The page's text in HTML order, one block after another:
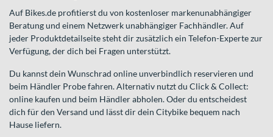
Auf Bikes.de profitierst du von kostenloser markenunabhängiger
Beratung und einem Netzwerk unabhängiger Fachhändler. Auf
jeder Produktdetailseite steht dir zusätzlich ein Telefon-Experte zur
Verfügung, der dich bei Fragen unterstützt.
Du kannst dein Wunschrad online unverbindlich reservieren und
beim Händler Probe fahren. Alternativ nutzt du Click & Collect:
online kaufen und beim Händler abholen. Oder du entscheidest
dich für den Versand und lässt dir dein Citybike bequem nach
Hause liefern.